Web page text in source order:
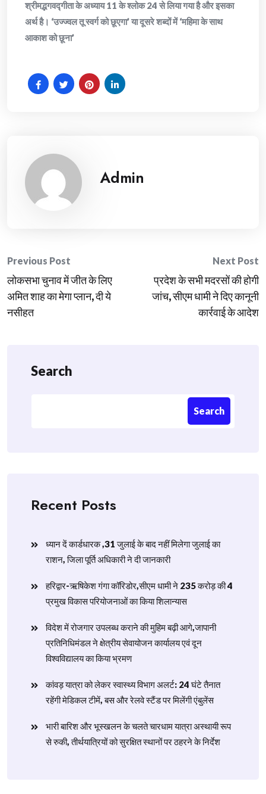
श्रीमद्भगवद्गीता के अध्याय 11 के श्लोक 24 से लिया गया है और इसका
अर्थ है। ‘उज्ज्वल तू स्वर्ग को छूएगा’ या दूसरे शब्दों में ‘महिमा के साथ
आकाश को छूना’
Admin
Post
navigation
Previous Post
लोकसभा चुनाव में जीत के लिए
अमित शाह का मेगा प्लान, दी ये
नसीहत
Next Post
प्रदेश के सभी मदरसों की होगी
जांच, सीएम धामी ने दिए कानूनी
कार्रवाई के आदेश
Search
Search
Recent Posts
ध्यान दें कार्डधारक ,31 जुलाई के बाद नहीं मिलेगा जुलाई का
राशन, जिला पूर्ति अधिकारी ने दी जानकारी
हरिद्वार-ऋषिकेश गंगा कॉरिडोर,सीएम धामी ने 235 करोड़ की 4
प्रमुख विकास परियोजनाओं का किया शिलान्यास
विदेश में रोजगार उपलब्ध कराने की मुहिम बढ़ी आगे,जापानी
प्रतिनिधिमंडल ने क्षेत्रीय सेवायोजन कार्यालय एवं दून
विश्वविद्यालय का किया भ्रमण
​कांवड़ यात्रा को लेकर स्वास्थ्य विभाग अलर्ट: 24 घंटे तैनात
रहेंगी मेडिकल टीमें, बस और रेलवे स्टैंड पर मिलेंगी एंबुलेंस
​भारी बारिश और भूस्खलन के चलते चारधाम यात्रा अस्थायी रूप
से रुकी, तीर्थयात्रियों को सुरक्षित स्थानों पर ठहरने के निर्देश